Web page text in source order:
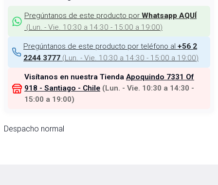
Pregúntanos de este producto por Whatsapp AQUÍ
(Lun. - Vie. 10:30 a 14:30 - 15:00 a 19:00)
Pregúntanos de este producto por teléfono al +56 2
2244 3777 (Lun. - Vie. 10:30 a 14:30 - 15:00 a 19:00)
Visítanos en nuestra Tienda Apoquindo 7331 Of
918 - Santiago - Chile (Lun. - Vie. 10:30 a 14:30 -
15:00 a 19:00)
Despacho normal